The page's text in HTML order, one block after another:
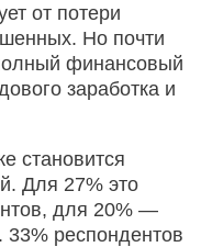
от потери
Но почти
финансовый
заработка и
становится
Для 27% это
для 20% —
33% респондентов